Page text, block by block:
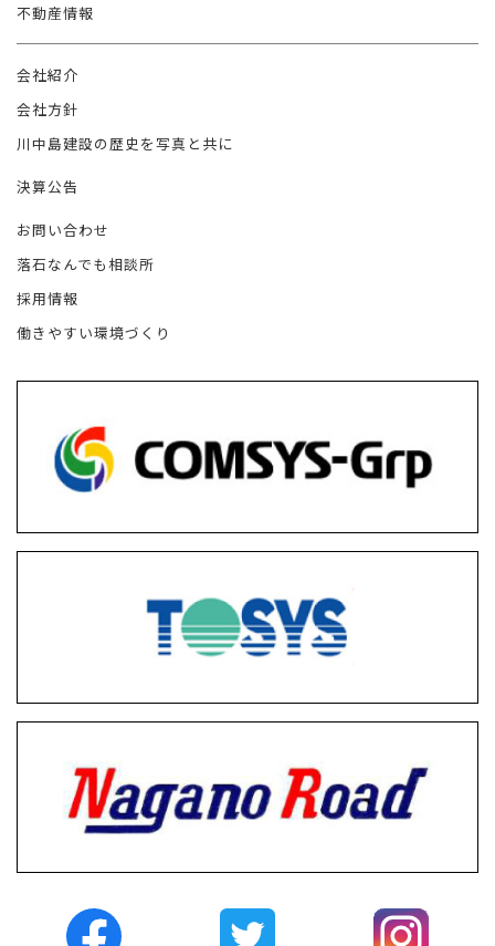
不動産情報
会社紹介
会社方針
川中島建設の歴史を写真と共に
決算公告
お問い合わせ
落石なんでも相談所
採用情報
働きやすい環境づくり